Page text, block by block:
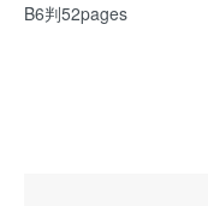
B6判52pages